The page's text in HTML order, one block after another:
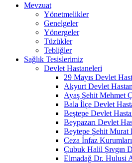
Mevzuat
Yönetmelikler
Genelgeler
Yönergeler
Tüzükler
Tebliğler
Sağlık Tesislerimiz
Devlet Hastaneleri
29 Mayıs Devlet
Akyurt Devlet
Ayaş Şehit Mehmet
Bala İlçe Devlet
Beştepe Devlet
Beypazarı Devlet
Beytepe Şehit Murat
Ceza İnfaz
Çubuk Halil Şıvgın
Elmadağ Dr. Hulusi